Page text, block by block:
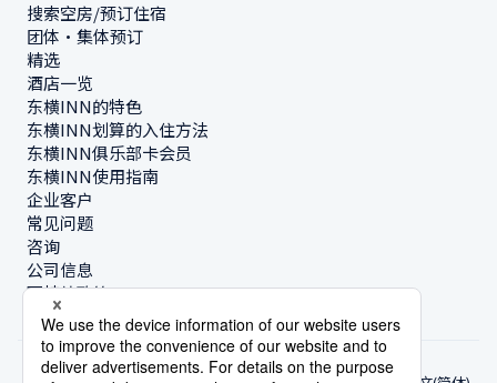
搜索空房/预订住宿
团体・集体预订
精选
酒店一览
东横INN的特色
东横INN划算的入住方法
东横INN俱乐部卡会员
东横INN使用指南
企业客户
常见问题
咨询
公司信息
可持续政策